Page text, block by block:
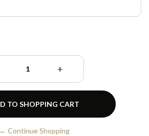
+
← Continue Shopping